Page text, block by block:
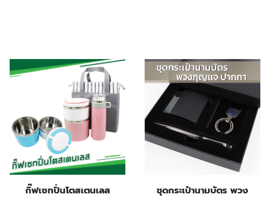
กิ๊ฟเซทปิ่นโตสเตนเลส
ชุดกระเป๋านามบัตร พวง